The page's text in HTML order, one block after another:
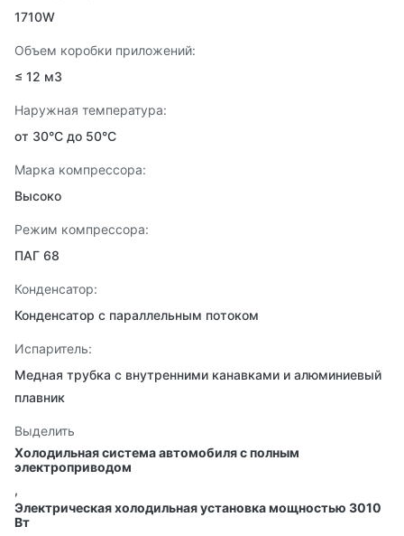
1710W
Объем коробки приложений:
≤ 12 м3
Наружная температура:
от 30°С до 50°С
Марка компрессора:
Высоко
Режим компрессора:
ПАГ 68
Конденсатор:
Конденсатор с параллельным потоком
Испаритель:
Медная трубка с внутренними канавками и алюминиевый
плавник
Выделить
Холодильная система автомобиля с полным
электроприводом
,
Электрическая холодильная установка мощностью 3010
Вт